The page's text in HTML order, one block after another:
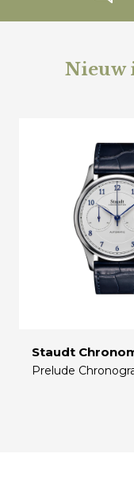
Nieuw
Staudt
Prelude